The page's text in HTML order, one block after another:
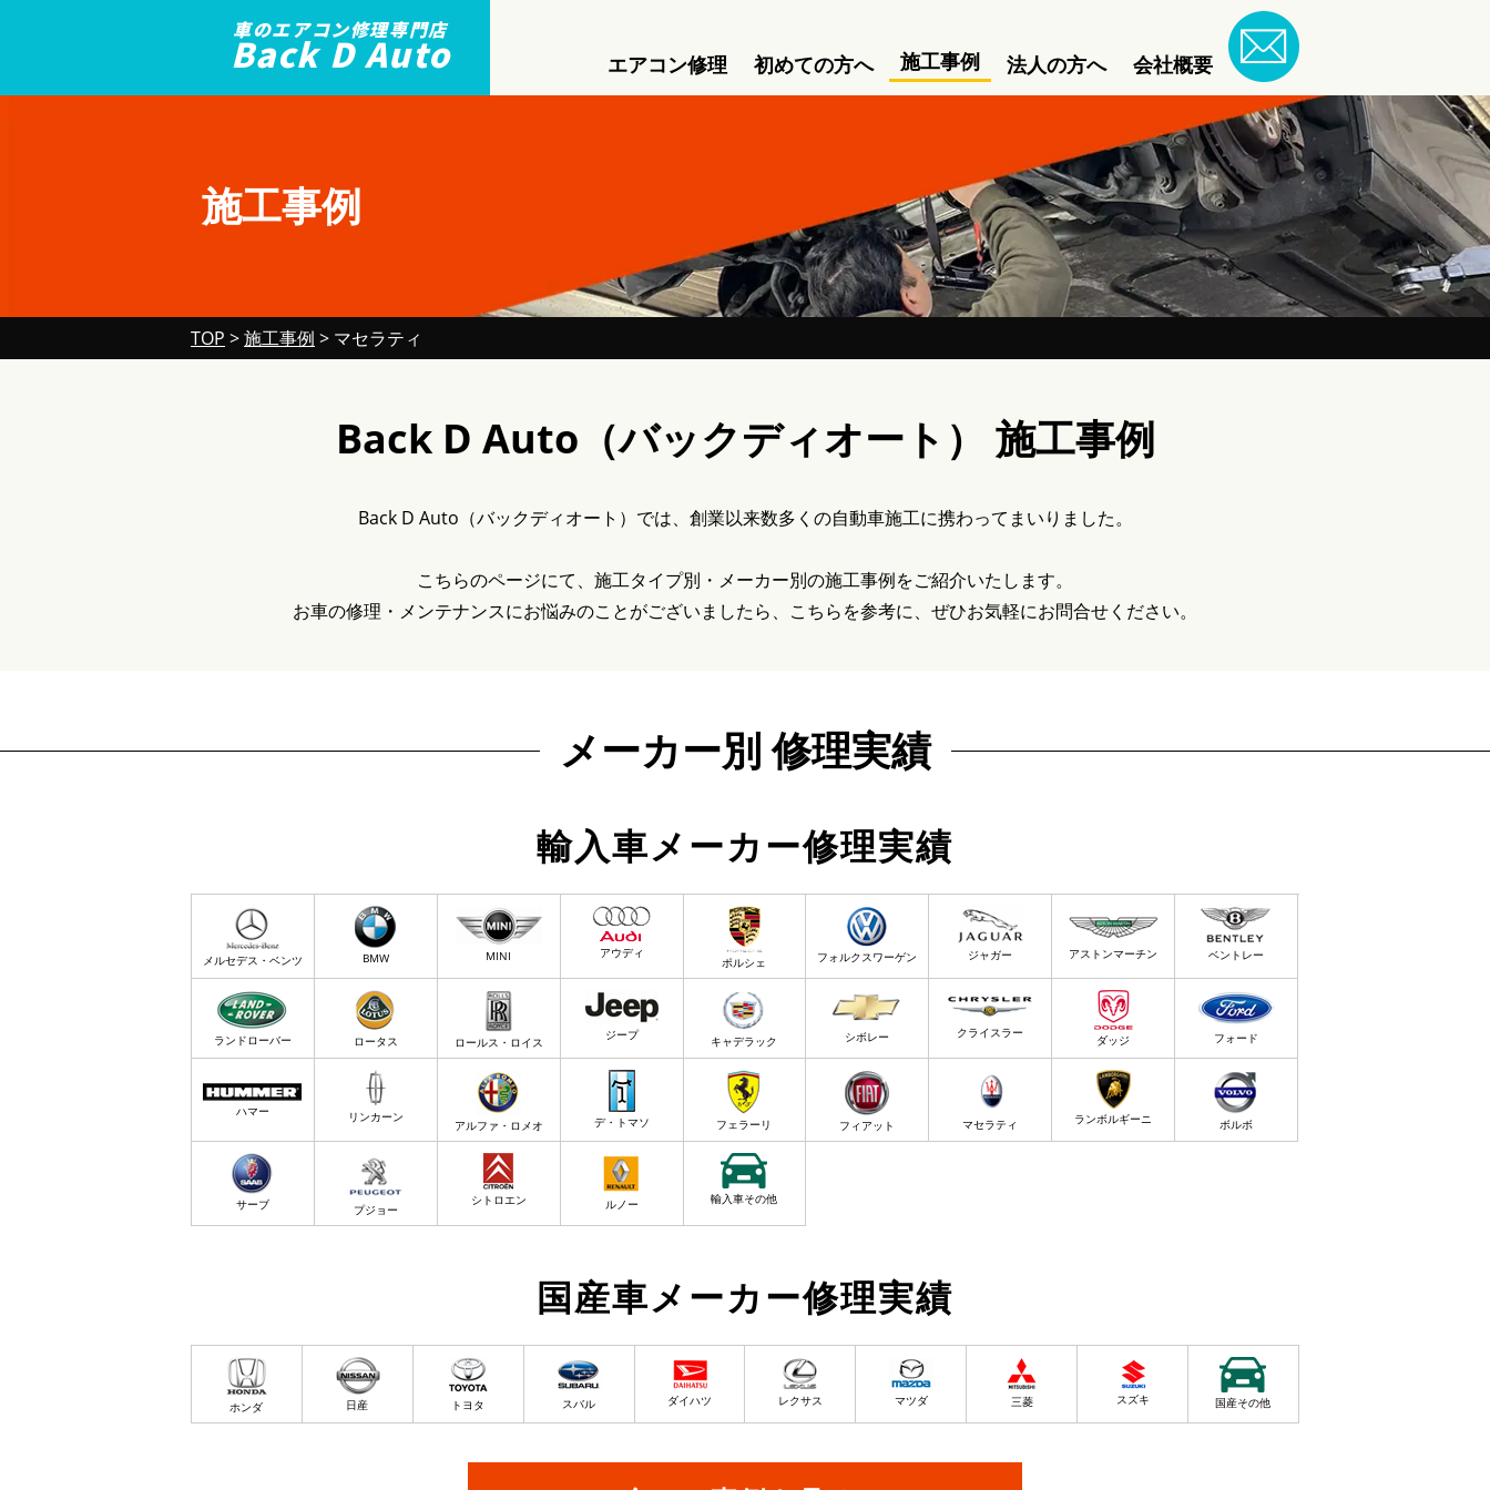
車のエアコン修理専門店
Back D Auto エアコン修理 初めての方へ 施工事例 法人の方へ 会社概要
施工事例
TOP >施工事例 > マセラティ
Back D Auto（バックディオート） 施工事例
Back D Auto（バックディオート）では、創業以来数多くの自動車施工に携わってまいりました。
こちらのページにて、施工タイプ別・メーカー別の施工事例をご紹介いたします。
お車の修理・メンテナンスにお悩みのことがございましたら、こちらを参考に、ぜひお気軽にお問合せください。
メーカー別 修理実績
輸入車メーカー修理実績
メルセデス・ベンツ BMW MINI アウディ
ポルシェ フォルクスワーゲン ジャガー アストンマーチン ベントレー
ランドローバー ロータス ロールス・ロイス ジープ キャデラック シボレー クライスラー ダッジ フォード
ハマー リンカーン
アルファ・ロメオ デ・トマソ フェラーリ フィアット マセラティ ランボルギーニ ボルボ
サーブ プジョー
シトロエン ルノー 輸入車その他
国産車メーカー修理実績
ホンダ 日産 トヨタ スバル ダイハツ レクサス マツダ 三菱 スズキ 国産その他